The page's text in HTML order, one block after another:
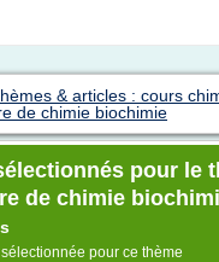
& articles : cours
de chimie biochimie
pour le
de chimie
pour ce thème